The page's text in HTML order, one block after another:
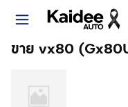
ขาย vx80